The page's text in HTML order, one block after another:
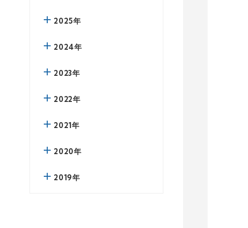
2025年
2024年
2023年
2022年
2021年
2020年
2019年